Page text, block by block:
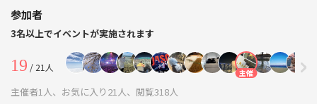
参加者
3名以上でイベントが実施されます
19 / 21人 主催
主催者1人、お気に入り21人、閲覧318人